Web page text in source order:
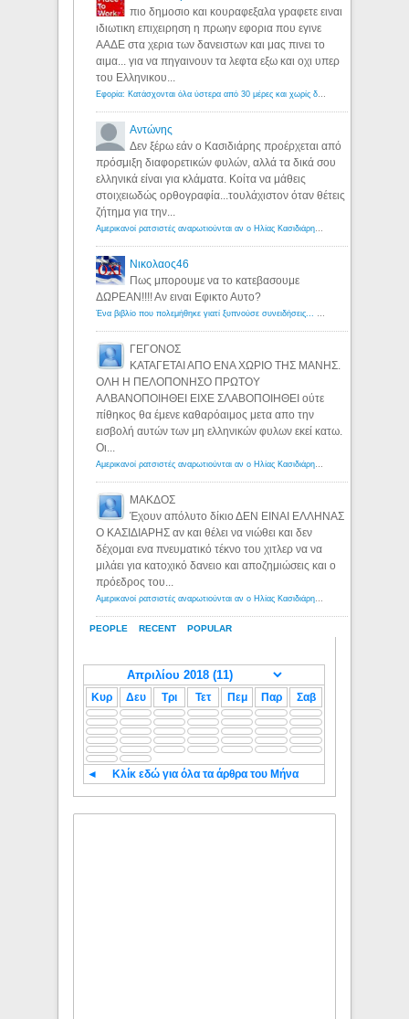
PEOPLE RECENT POPULAR
πιο δημοσιο και κουραφεξαλα γραφετε ειναι
ιδιωτικη επιχειρηση η πρωην εφορια που εγινε
ΑΑΔΕ στα χερια των δανειστων και μας πινει το
αιμα... για να πηγαινουν τα λεφτα εξω και οχι υπερ
του Ελληνικου...
Εφορία: Κατάσχονται όλα ύστερα από 30 μέρες και χωρίς δικαστικές αποφάσεις - Λόγιος Ερμής
Αντώνης
Δεν ξέρω εάν ο Κασιδιάρης προέρχεται από
πρόσμιξη διαφορετικών φυλών, αλλά τα δικά σου
ελληνικά είναι για κλάματα. Κοίτα να μάθεις
στοιχειωδώς ορθογραφία...τουλάχιστον όταν θέτεις
ζήτημα για την...
Αμερικανοί ρατσιστές αναρωτιούνται αν ο Ηλίας Κασιδιάρης ανήκει στη λευκή φυλή... - Λόγιος Ερμής
Νικολαος46
Πως μπορουμε να το κατεβασουμε
ΔΩΡΕΑΝ!!!! Αν ειναι Εφικτο Αυτο?
Ένα βιβλίο που πολεμήθηκε γιατί ξυπνούσε συνειδήσεις... - Λόγιος Ερμής | Η γνώση ξεκινάει με την αναζήτηση...
ΓΕΓΟΝΟΣ
ΚΑΤΑΓΕΤΑΙ ΑΠΟ ΕΝΑ ΧΩΡΙΟ ΤΗΣ ΜΑΝΗΣ.
ΟΛΗ Η ΠΕΛΟΠΟΝΗΣΟ ΠΡΩΤΟΥ
ΑΛΒΑΝΟΠΟΙΗΘΕΙ ΕΙΧΕ ΣΛΑΒΟΠΟΙΗΘΕΙ ούτε
πίθηκος θα έμενε καθαρόαιμος μετα απο την
εισβολή αυτών των μη ελληνικών φυλων εκεί κατω.
Οι...
Αμερικανοί ρατσιστές αναρωτιούνται αν ο Ηλίας Κασιδιάρης ανήκει στη λευκή φυλή... - Λόγιος Ερμής
ΜΑΚΔΟΣ
Έχουν απόλυτο δίκιο ΔΕΝ ΕΙΝΑΙ ΕΛΛΗΝΑΣ
Ο ΚΑΣΙΔΙΑΡΗΣ αν και θέλει να νιώθει και δεν
δέχομαι ενα πνευματικό τέκνο του χιτλερ να να
μιλάει για κατοχικό δανειο και αποζημιώσεις και ο
πρόεδρος του...
Αμερικανοί ρατσιστές αναρωτιούνται αν ο Ηλίας Κασιδιάρης ανήκει στη λευκή φυλή... - Λόγιος Ερμής
Κυρ Δευ Τρι Τετ Πεμ Παρ Σαβ
◄ Κλίκ εδώ για όλα τα άρθρα του Μήνα